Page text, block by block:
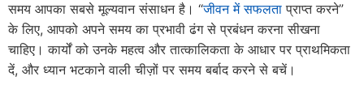
समय आपका सबसे मूल्यवान संसाधन है। “जीवन में सफलता प्राप्त करने”
के लिए, आपको अपने समय का प्रभावी ढंग से प्रबंधन करना सीखना
चाहिए। कार्यों को उनके महत्व और तात्कालिकता के आधार पर प्राथमिकता
दें, और ध्यान भटकाने वाली चीज़ों पर समय बर्बाद करने से बचें।